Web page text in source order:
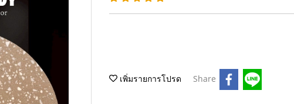
เพิ่มรายการโปรด Share